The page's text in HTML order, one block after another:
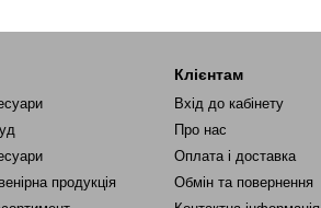
продукція
Клієнтам
Вхід до кабінету
Про нас
Оплата і доставка
Обмін та повернення